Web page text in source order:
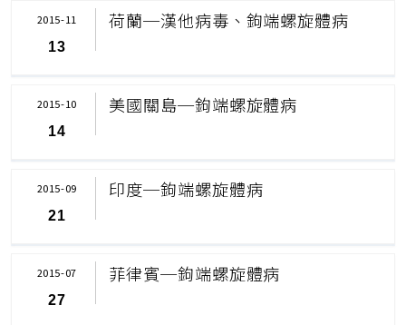
荷蘭─漢他病毒、鉤端螺旋體病
2015-11
13
美國關島─鉤端螺旋體病
2015-10
14
印度─鉤端螺旋體病
2015-09
21
菲律賓─鉤端螺旋體病
2015-07
27